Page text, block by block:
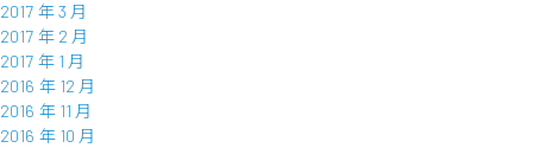
2017 年 3 月
2017 年 2 月
2017 年 1 月
2016 年 12 月
2016 年 11 月
2016 年 10 月